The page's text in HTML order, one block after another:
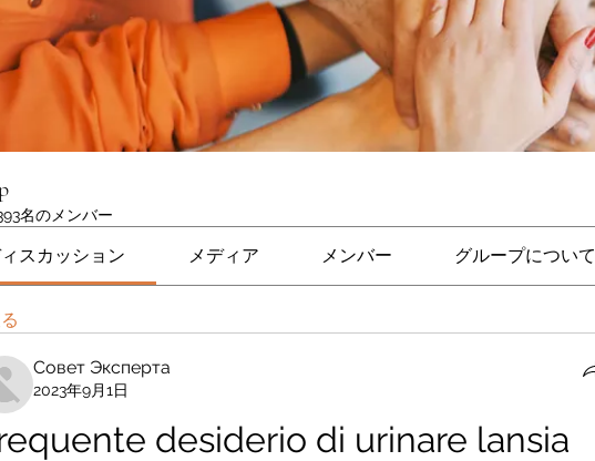
名のメンバー
スカッション メディア メンバー グループについて
Совет Эксперта
2023年9月1日
desiderio di urinare lansia